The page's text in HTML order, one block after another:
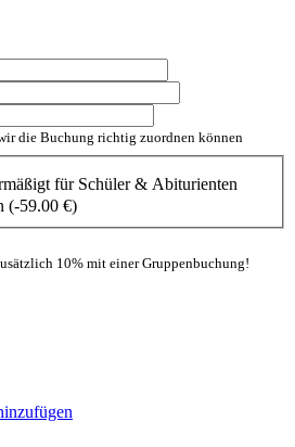
die Buchung richtig zuordnen können
für Schüler & Abiturienten
(-59.00 €)
10% mit einer Gruppenbuchung!